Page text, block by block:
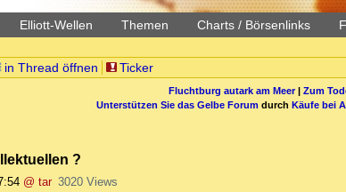
Elliott-Wellen Themen Charts / Börsenlinks
in Thread öffnen Ticker
Fluchtburg autark am Meer| Zum
Unterstützen Sie das Gelbe Forum durch Käufe bei
?
@ tar 3020 Views